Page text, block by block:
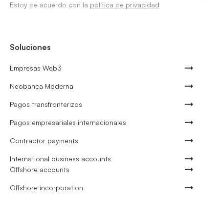
Estoy de acuerdo con la política de privacidad
Soluciones
Empresas Web3
Neobanca Moderna
Pagos transfronterizos
Pagos empresariales internacionales
Contractor payments
International business accounts
Offshore accounts
Offshore incorporation